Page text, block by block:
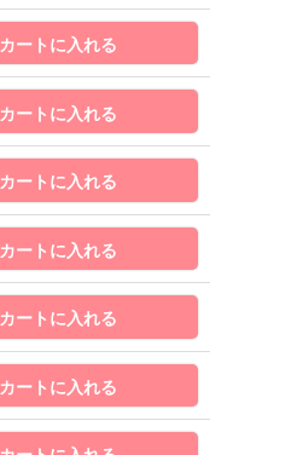
カートに入れる
カートに入れる
カートに入れる
カートに入れる
カートに入れる
カートに入れる